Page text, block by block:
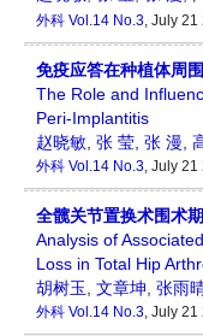
外科 Vol.14 No.3, July 21
免疫应答在种植体周
The Role and
Peri-Implantitis
赵晓敏 张 莹 张 漫
外科 Vol.14 No.3, July 21
全髋关节置换术围术
Analysis of
Loss in Total Hip
胡树玉
文章坤 张雨
外科 Vol.14 No.3, July 21